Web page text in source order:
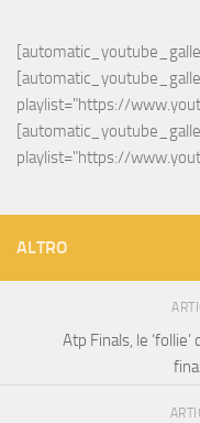
playlist="https://
playlist="https://
ALTRO
Atp Finals, le